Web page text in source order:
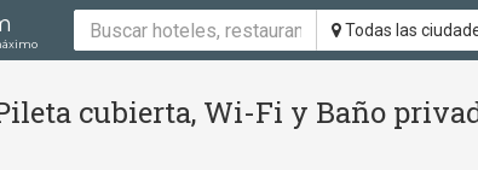
Todas las
cubierta, Wi-Fi y Baño